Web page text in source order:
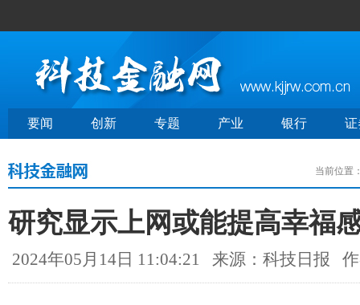
要闻 创新 专题 产业 银行 证
当前位置
研究显示上网或能提高幸福
2024年05月14日 11:04:21 来源：科技日报